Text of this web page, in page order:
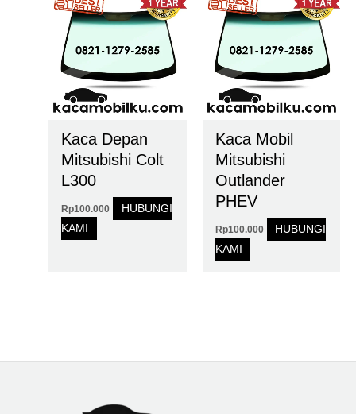
Kaca Depan
Mitsubishi Colt
L300
Rp100.000
HUBUNGI
KAMI
Kaca Mobil
Mitsubishi
Outlander
PHEV
Rp100.000
HUBUNGI
KAMI